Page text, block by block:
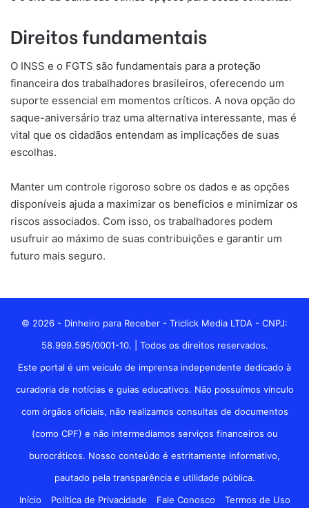
Direitos fundamentais
O INSS e o FGTS são fundamentais para a proteção
financeira dos trabalhadores brasileiros, oferecendo um
suporte essencial em momentos críticos. A nova opção do
saque-aniversário traz uma alternativa interessante, mas é
vital que os cidadãos entendam as implicações de suas
escolhas.
Manter um controle rigoroso sobre os dados e as opções
disponíveis ajuda a maximizar os benefícios e minimizar os
riscos associados. Com isso, os trabalhadores podem
usufruir ao máximo de suas contribuições e garantir um
futuro mais seguro.
© 2026 - Dinheiro para Receber - Triclick Media LTDA - CNPJ:
58.999.595/0001-10. | Todos os direitos reservados.
Este portal é um veículo de imprensa independente dedicado à
curadoria de notícias e guias educativos. Não possuímos vínculo
com órgãos oficiais, não realizamos consultas de documentos
(como CPF) e não intermediamos serviços financeiros ou
burocráticos. Nosso conteúdo é estritamente informativo,
pautado pela transparência e utilidade pública.
Início
Política de Privacidade Fale Conosco Termos de Uso